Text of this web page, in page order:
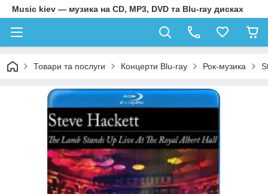
Music kiev — музика на CD, MP3, DVD та Blu-ray дисках
Товари та послуги Концерти Blu-ray Рок-музика